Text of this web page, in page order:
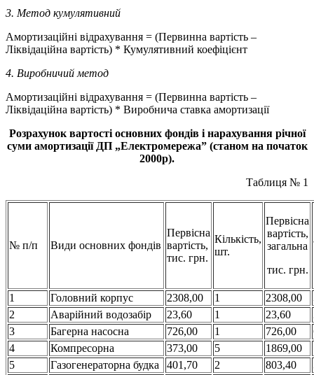
3. Метод кумулятивний
Амортизаційні відрахування = (Первинна вартість –
Ліквідаційна вартість) * Кумулятивний коефіцієнт
4. Виробничий метод
Амортизаційні відрахування = (Первинна вартість –
Ліквідаційна вартість) * Виробнича ставка амортизації
Розрахунок вартості основних фондів і нарахування річної
суми амортизації ДП „Електромережа” (станом на початок
2000р).
Таблиця № 1
№ п/п Види основних фондів
Первісна
вартість,
тис. грн.
Кількість,
шт.
Первісна
вартість,
загальна
тис. грн.
1 Головний корпус 2308,00 1 2308,00
2
Аварійний водозабір 23,60 1 23,60
3
Багерна насосна 726,00 1 726,00
4
Компресорна 373,00 5 1869,00
5
Газогенераторна будка 401,70 2 803,40